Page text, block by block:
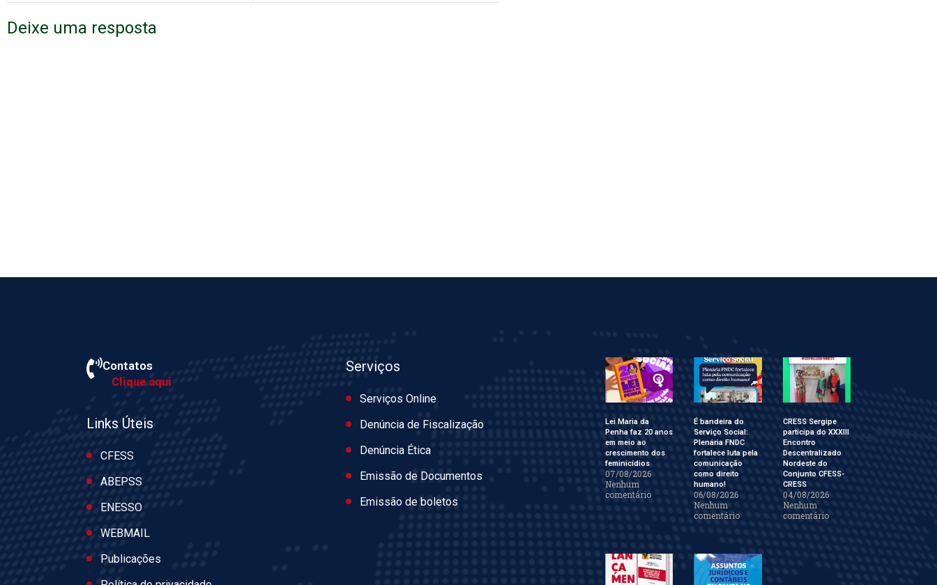
Deixe uma resposta
Contatos
Clique aqui
Links Úteis
CFESS
ABEPSS
ENESSO
WEBMAIL
Publicações
Serviços
Serviços Online
Denúncia de Fiscalização
Denúncia Ética
Emissão de Documentos
Emissão de boletos
Lei Maria da
Penha faz 20 anos
em meio ao
crescimento dos
feminicídios
07/08/2026
Nenhum
comentário
É bandeira do
Serviço Social:
Plenária FNDC
fortalece luta pela
comunicação
como direito
humano!
06/08/2026
Nenhum
comentário
CRESS Sergipe
participa do XXXIII
Encontro
Descentralizado
Nordeste do
Conjunto CFESS-
CRESS
04/08/2026
Nenhum
comentário